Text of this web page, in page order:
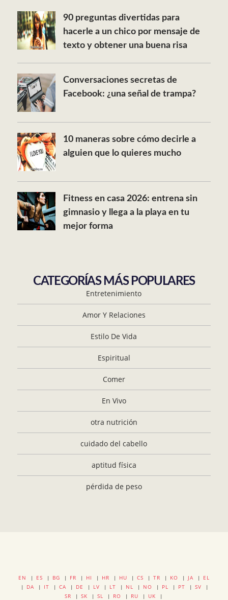
90 preguntas divertidas para
hacerle a un chico por mensaje de
texto y obtener una buena risa
Conversaciones secretas de
Facebook: ¿una señal de trampa?
10 maneras sobre cómo decirle a
alguien que lo quieres mucho
Fitness en casa 2026: entrena sin
gimnasio y llega a la playa en tu
mejor forma
CATEGORÍAS MÁS POPULARES
Entretenimiento
Amor Y Relaciones
Estilo De Vida
Espiritual
Comer
En Vivo
otra nutrición
cuidado del cabello
aptitud física
pérdida de peso
EN | ES | BG | FR | HI | HR | HU | CS | TR | KO | JA | EL
| DA | IT | CA | DE | LV | LT | NL | NO | PL | PT | SV |
SR | SK | SL | RO | RU | UK |